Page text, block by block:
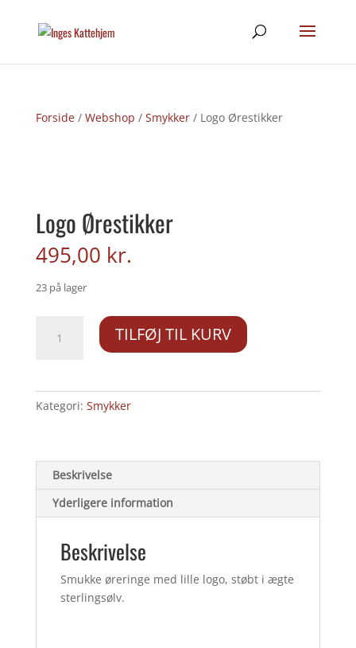
Forside/ Webshop / Smykker/ Logo Ørestikker
Logo Ørestikker
495,00 kr.
23 på lager
Ørestikker
TILFØJ TIL KURV
Kategori: Smykker
Beskrivelse
Yderligere information
Beskrivelse
Smukke øreringe med lille logo, støbt i ægte
sterlingsølv.